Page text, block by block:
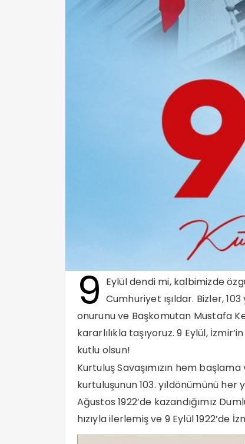
9 Eylül dendi mi, kalbimizde
Cumhuriyet ışıldar. Bizler,
onurunu ve Başkomutan Mustafa
kararlılıkla taşıyoruz. 9 Eylül,
kutlu olsun!
Kurtuluş Savaşımızın hem
kurtuluşunun 103. yıldönümünü her
Ağustos 1922’de kazandığımız
hızıyla ilerlemiş ve 9 Eylül 1922’de